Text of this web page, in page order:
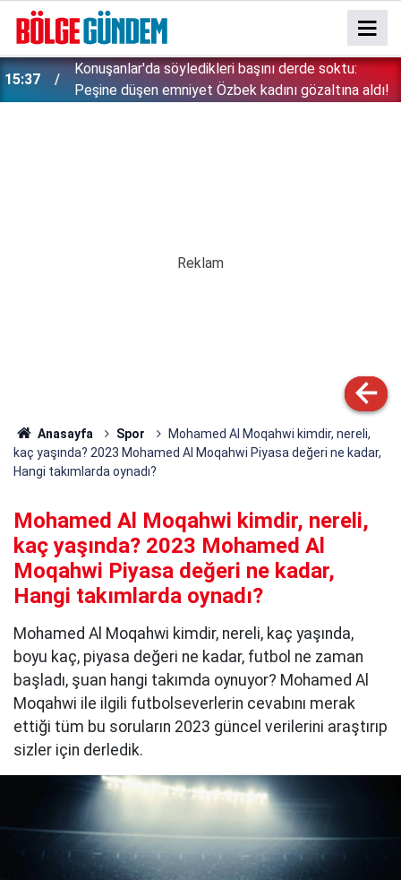
15:37
Konuşanlar'da söyledikleri başını derde soktu:
Peşine düşen emniyet Özbek kadını gözaltına aldı!
Anasayfa Spor
Mohamed Al Moqahwi kimdir, nereli,
kaç yaşında? 2023 Mohamed Al Moqahwi Piyasa değeri ne kadar,
Hangi takımlarda oynadı?
Mohamed Al Moqahwi kimdir, nereli,
kaç yaşında? 2023 Mohamed Al
Moqahwi Piyasa değeri ne kadar,
Hangi takımlarda oynadı?
Mohamed Al Moqahwi kimdir, nereli, kaç yaşında,
boyu kaç, piyasa değeri ne kadar, futbol ne zaman
başladı, şuan hangi takımda oynuyor? Mohamed Al
Moqahwi ile ilgili futbolseverlerin cevabını merak
ettiği tüm bu soruların 2023 güncel verilerini araştırıp
sizler için derledik.